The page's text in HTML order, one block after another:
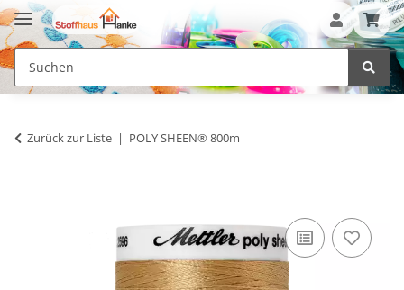
Zurück zur Liste POLY SHEEN® 800m